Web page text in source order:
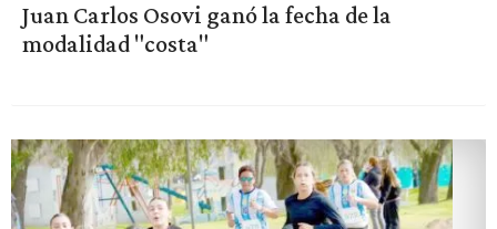
Juan Carlos Osovi ganó la fecha de la
modalidad "costa"